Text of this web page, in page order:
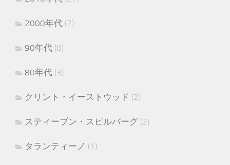
2000年代 (7)
90年代 (8)
80年代 (3)
クリント・イーストウッド (2)
スティーブン・スピルバーグ (2)
タランティーノ (1)